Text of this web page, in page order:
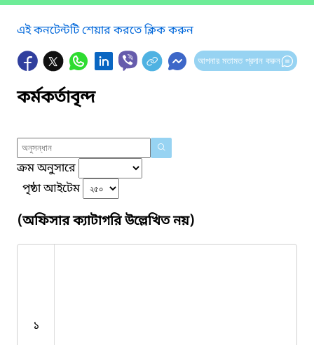
এই কনটেন্টটি শেয়ার করতে ক্লিক করুন
আপনার মতামত প্রদান করুন
কর্মকর্তাবৃন্দ
ক্রম অনুসারে
পৃষ্ঠা আইটেম
(অফিসার ক্যাটাগরি উল্লেখিত নয়)
১